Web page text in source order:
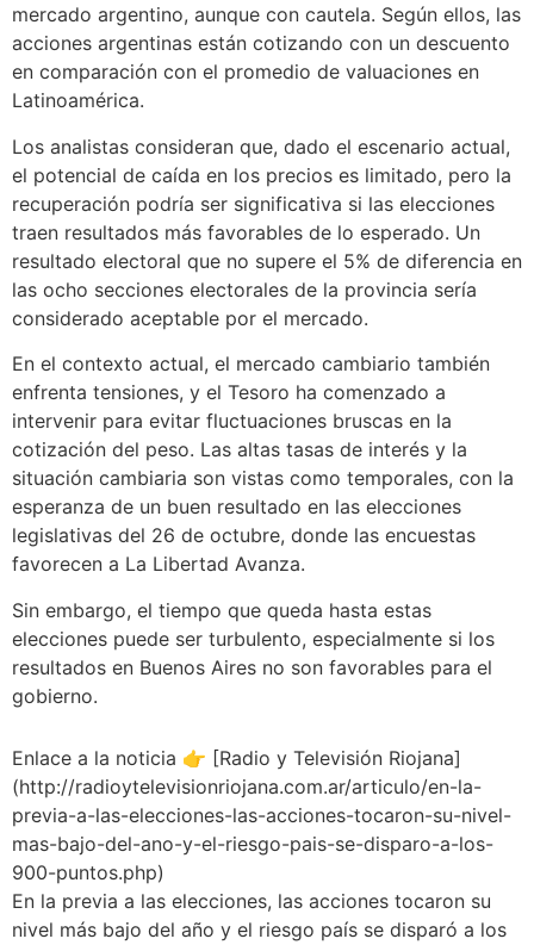
mercado argentino, aunque con cautela. Según ellos, las
acciones argentinas están cotizando con un descuento
en comparación con el promedio de valuaciones en
Latinoamérica.
Los analistas consideran que, dado el escenario actual,
el potencial de caída en los precios es limitado, pero la
recuperación podría ser significativa si las elecciones
traen resultados más favorables de lo esperado. Un
resultado electoral que no supere el 5% de diferencia en
las ocho secciones electorales de la provincia sería
considerado aceptable por el mercado.
En el contexto actual, el mercado cambiario también
enfrenta tensiones, y el Tesoro ha comenzado a
intervenir para evitar fluctuaciones bruscas en la
cotización del peso. Las altas tasas de interés y la
situación cambiaria son vistas como temporales, con la
esperanza de un buen resultado en las elecciones
legislativas del 26 de octubre, donde las encuestas
favorecen a La Libertad Avanza.
Sin embargo, el tiempo que queda hasta estas
elecciones puede ser turbulento, especialmente si los
resultados en Buenos Aires no son favorables para el
gobierno.
Enlace a la noticia 👉 [Radio y Televisión Riojana]
(http://radioytelevisionriojana.com.ar/articulo/en-la-
previa-a-las-elecciones-las-acciones-tocaron-su-nivel-
mas-bajo-del-ano-y-el-riesgo-pais-se-disparo-a-los-
900-puntos.php)
En la previa a las elecciones, las acciones tocaron su
nivel más bajo del año y el riesgo país se disparó a los